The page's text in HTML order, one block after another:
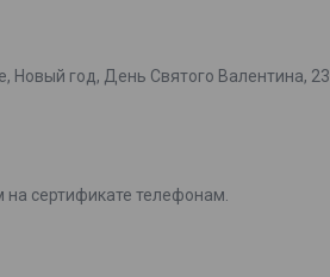
Новый год, День Святого Валентина, 23
сертификате телефонам.